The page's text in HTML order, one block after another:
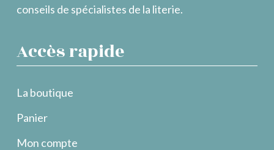
conseils de spécialistes de la literie.
Accès rapide
La boutique
Panier
Mon compte